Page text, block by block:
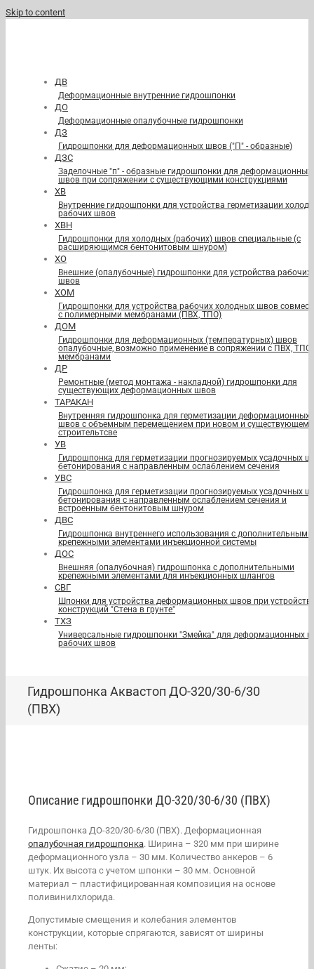
Skip to content
ДВ
Деформационные внутренние гидрошпонки
ДО
Деформационные опалубочные гидрошпонки
ДЗ
Гидрошпонки для деформационных швов ("П" - образные)
ДЗС
Заделочные "п" - образные гидрошпонки для деформационных
швов при сопряжении с существующими конструкциями
ХВ
Внутренние гидрошпонки для устройства герметизации
рабочих швов
ХВН
Гидрошпонки для холодных (рабочих) швов специальные (с
расширяющимся бентонитовым шнуром)
ХО
Внешние (опалубочные) гидрошпонки для устройства рабочих
швов
ХОМ
Гидрошпонки для устройства рабочих холодных швов
с полимерными мембранами (ПВХ, ТПО)
ДОМ
Гидрошпонки для деформационных (температурных) швов
опалубочные, возможно применение в сопряжении с ПВХ, ТПО
мембранами
ДР
Ремонтные (метод монтажа - накладной) гидрошпонки для
существующих деформационных швов
ТАРАКАН
Внутренняя гидрошпонка для герметизации деформационных
швов с объемным перемещением при новом и существующем
строительтсве
УВ
Гидрошпонка для герметизации прогнозируемых усадочных
бетонирования с направленным ослаблением сечения
УВС
Гидрошпонка для герметизации прогнозируемых усадочных
бетонирования с направленным ослаблением сечения и
встроенным бентонитовым шнуром
ДВС
Гидрошпонка внутреннего использования с дополнительными
крепежными элементами инъекционной системы
ДОС
Внешняя (опалубочная) гидрошпонка с дополнительными
крепежными элементами для инъекционных шлангов
СВГ
Шпонки для устройства деформационных швов при
конструкций "Стена в грунте"
ТХЗ
Универсальные гидрошпонки "Змейка" для деформационных и
рабочих швов
Гидрошпонка Аквастоп ДО-320/30-6/30
(ПВХ)
Описание гидрошпонки ДО-320/30-6/30 (ПВХ)
Гидрошпонка ДО-320/30-6/30 (ПВХ). Деформационная
опалубочная гидрошпонка. Ширина – 320 мм при ширине
деформационного узла – 30 мм. Количество анкеров – 6
штук. Их высота с учетом шпонки – 30 мм. Основной
материал – пластифицированная композиция на основе
поливинилхлорида.
Допустимые смещения и колебания элементов
конструкции, которые спрягаются, зависят от ширины
ленты: